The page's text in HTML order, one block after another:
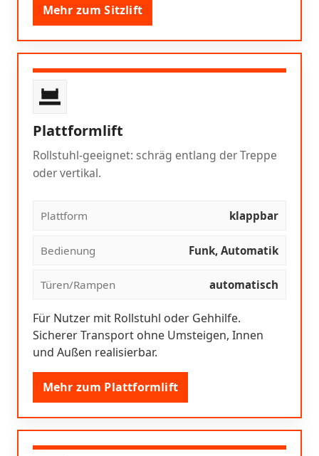
Mehr zum Sitzlift
Plattformlift
Rollstuhl-geeignet: schräg entlang der Treppe
oder vertikal.
Plattform klappbar
Bedienung Funk, Automatik
Türen/Rampen automatisch
Für Nutzer mit Rollstuhl oder Gehhilfe.
Sicherer Transport ohne Umsteigen, Innen
und Außen realisierbar.
Mehr zum Plattformlift